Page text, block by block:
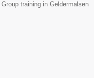
training in Geldermalsen